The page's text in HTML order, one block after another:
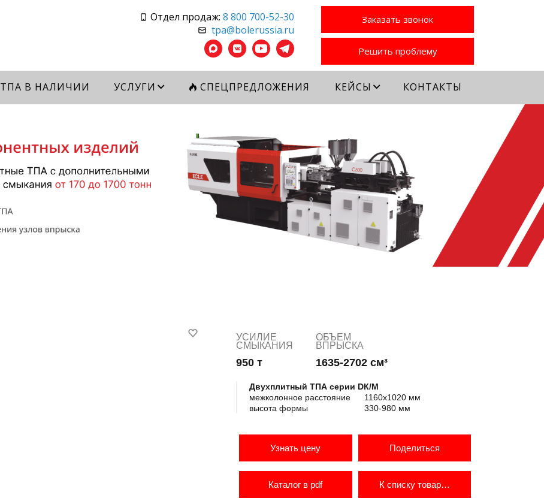
Отдел продаж: 8 800 700-52-30
tpa@bolerussia.ru
Заказать звонок
Решить проблему
ТПА В НАЛИЧИИ УСЛУГИ СПЕЦПРЕДЛОЖЕНИЯ КЕЙСЫ КОНТАКТЫ
УСИЛИЕ
СМЫКАНИЯ
950 т
ОБЪЕМ
ВПРЫСКА
1635-2702 см³
Двухплитный ТПА серии DК/M
межколонное расстояние
1160х1020 мм
высота формы
330-980 мм
Узнать цену Поделиться
Каталог в pdf К списку товаров